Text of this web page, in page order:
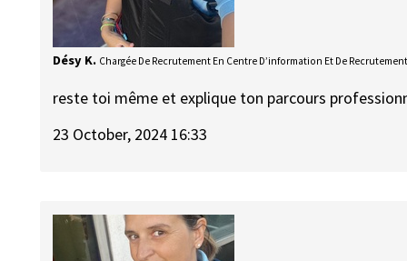
Désy K. Chargée De Recrutement En Centre D’information Et De
reste toi même et explique ton parcours
23 October, 2024 16:33